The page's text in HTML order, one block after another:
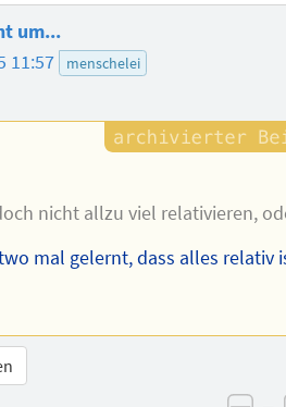
um...
11:57 menschelei
nicht allzu viel relativieren,
mal gelernt, dass alles relativ